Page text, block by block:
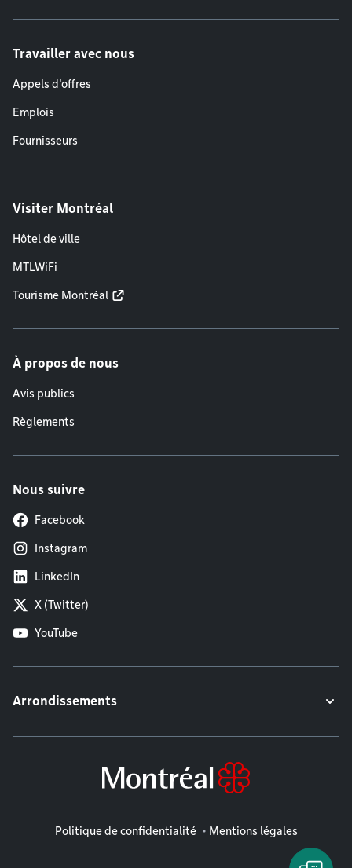
Travailler avec nous
Appels d'offres
Emplois
Fournisseurs
Visiter Montréal
Hôtel de ville
MTLWiFi
Tourisme Montréal
À propos de nous
Avis publics
Règlements
Nous suivre
Facebook
Instagram
LinkedIn
X (Twitter)
YouTube
Arrondissements
Mentions légales
Politique de confidentialité Mentions légales